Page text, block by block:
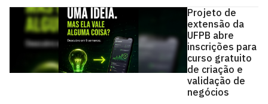
Projeto de
extensão da
UFPB abre
inscrições para
curso gratuito
de criação e
validação de
negócios